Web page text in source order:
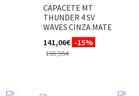
CAPACETE MT
THUNDER 4 SV
WAVES CINZA MATE
141,06€ -15%
165,95€